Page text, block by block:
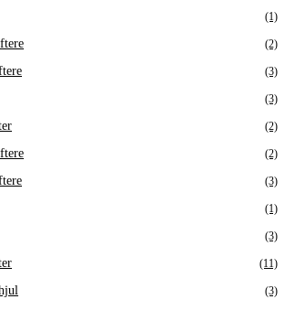
(1)
(2)
(3)
(3)
(2)
(2)
(3)
(1)
(3)
(11)
(3)